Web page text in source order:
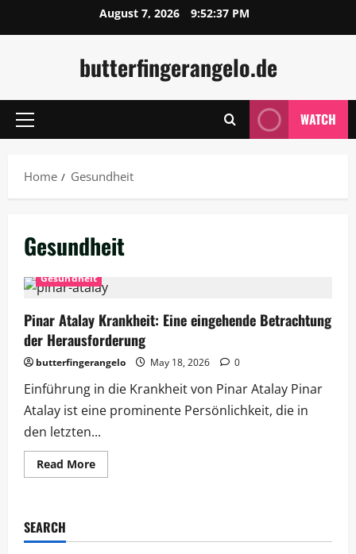
to
August 7, 2026 9:52:38 PM
butterfingerangelo.de
Primary
WATCH
Home Gesundheit
Gesundheit
Gesundheit
Pinar Atalay Krankheit: Eine eingehende Betrachtung
der Herausforderung
butterfingerangelo May 18, 2026 0
Einführung in die Krankheit von Pinar Atalay Pinar
Atalay ist eine prominente Persönlichkeit, die in
den letzten...
Read MoreRead
more
eingehende
SEARCH